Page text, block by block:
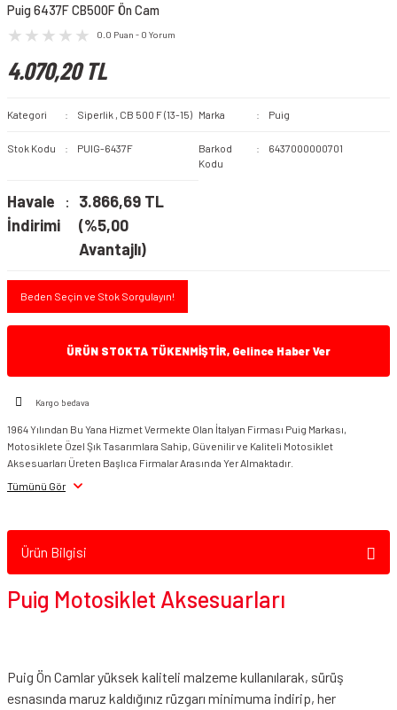
Puig 6437F CB500F Ön Cam
0.0 Puan - 0 Yorum
4.070,20 TL
Kategori Siperlik , CB 500 F (13-15) Marka Puig
Stok Kodu PUIG-6437F
Barkod
Kodu
6437000000701
Havale
İndirimi
3.866,69 TL
(%5,00
Avantajlı)
Beden Seçin ve Stok Sorgulayın!
ÜRÜN STOKTA TÜKENMİŞTİR, Gelince Haber Ver
Kargo bedava
1964 Yılından Bu Yana Hizmet Vermekte Olan İtalyan Firması Puig Markası,
Motosiklete Özel Şık Tasarımlara Sahip, Güvenilir ve Kaliteli Motosiklet
Aksesuarları Üreten Başlıca Firmalar Arasında Yer Almaktadır.
Tümünü Gör
Ürün Bilgisi
Puig Motosiklet Aksesuarları
Puig Ön Camlar yüksek kaliteli malzeme kullanılarak, sürüş
esnasında maruz kaldığınız rüzgarı minimuma indirip, her